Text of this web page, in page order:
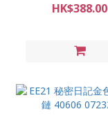
HK$388.00